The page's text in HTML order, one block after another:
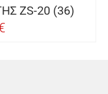
ZS-20 (36)